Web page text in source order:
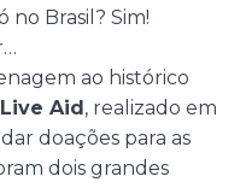
no Brasil? Sim!
ao histórico
Live Aid, realizado em
doações para as
dois grandes